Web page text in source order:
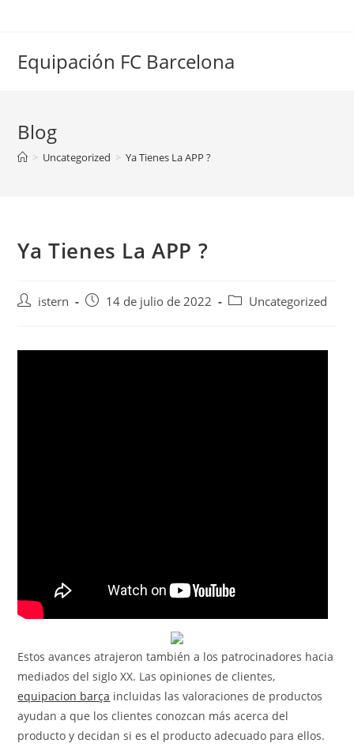
Equipación FC Barcelona
Blog
> Uncategorized > Ya Tienes La APP ?
Ya Tienes La APP ?
Autor
entrada:
istern
Publicación
entrada:
14 de julio de 2022
Categoría
entrada:
Uncategorized
Estos avances atrajeron también a los patrocinadores hacia
mediados del siglo XX. Las opiniones de clientes,
equipacion barça incluidas las valoraciones de productos
ayudan a que los clientes conozcan más acerca del
producto y decidan si es el producto adecuado para ellos.